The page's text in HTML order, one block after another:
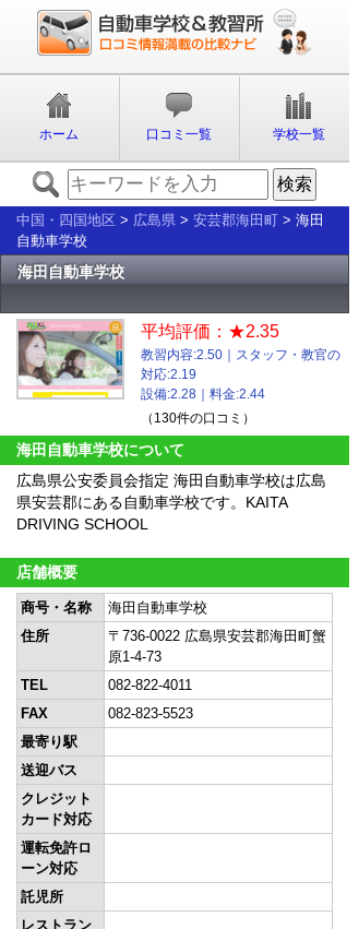
ホーム 口コミ一覧 学校一覧
中国・四国地区 > 広島県 > 安芸郡海田町 > 海田
自動車学校
海田自動車学校
平均評価：★2.35
教習内容:2.50｜スタッフ・教官の
対応:2.19
設備:2.28｜料金:2.44
（130件の口コミ）
海田自動車学校について
広島県公安委員会指定 海田自動車学校は広島
県安芸郡にある自動車学校です。KAITA
DRIVING SCHOOL
店舗概要
商号・名称
海田自動車学校
住所
〒736-0022 広島県安芸郡海田町蟹
原1-4-73
TEL
082-822-4011
FAX
082-823-5523
最寄り駅
送迎バス
クレジット
カード対応
運転免許ロ
ーン対応
託児所
レストラン